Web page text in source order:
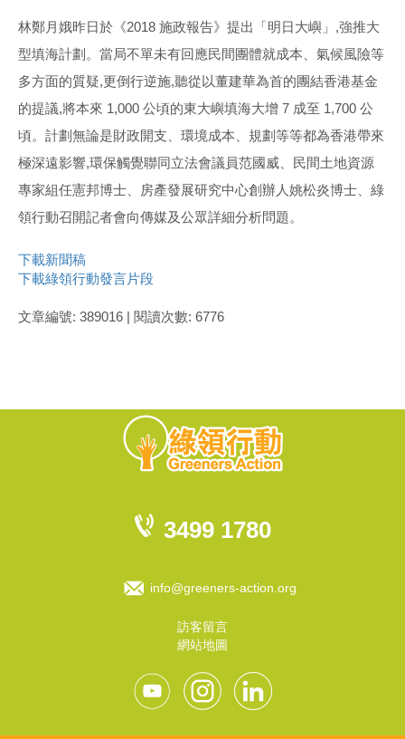
林鄭月娥昨日於《2018 施政報告》提出「明日大嶼」,強推大
型填海計劃。當局不單未有回應民間團體就成本、氣候風險等
多方面的質疑,更倒行逆施,聽從以董建華為首的團結香港基金
的提議,將本來 1,000 公頃的東大嶼填海大增 7 成至 1,700 公
頃。計劃無論是財政開支、環境成本、規劃等等都為香港帶來
極深遠影響,環保觸覺聯同立法會議員范國威、民間土地資源
專家組任憲邦博士、房產發展研究中心創辦人姚松炎博士、綠
領行動召開記者會向傳媒及公眾詳細分析問題。
下載新聞稿
下載綠領行動發言片段
文章編號: 389016 | 閱讀次數: 6776
3499 1780
info@greeners-action.org
訪客留言
網站地圖